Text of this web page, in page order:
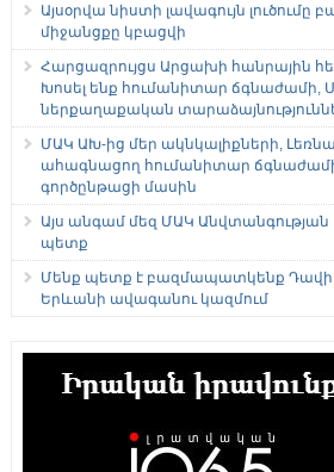
Այսօրվա նիստի լավագույն լուծումը
միջանցքը կբացվի
Հարցազրույցս Արցախի հանրային
Խոսել ենք հումանիտար ճգնաժամի,
ներքաղաքական
ՄԱԿ ԱԽ-ից մեր ակնկալիքների,
ահագնացող հումանիտար
գործընթացի մասին
Այս անգամ մեզ ՄԱԿ
պետք
Մենք պետք է բազմապատկենք
Երևանի ավագանու կազմում